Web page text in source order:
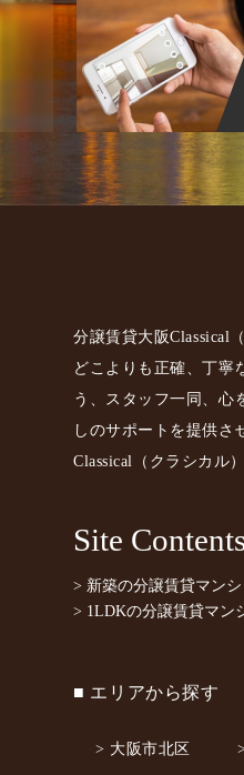
分譲賃貸大阪Classical
どこよりも正確、丁寧
う、スタッフ一同、心
しのサポートを提供さ
Classical（クラシカル
Site
> 新築の分譲賃貸マンシ
> 1LDKの分譲賃貸マン
■ エリアから探す
> 大阪市北区